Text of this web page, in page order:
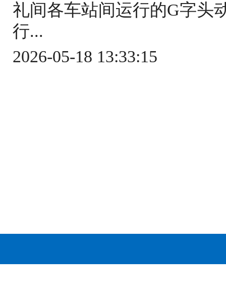
礼间各车站间运行的G字头
行...
2026-05-18 13:33:15